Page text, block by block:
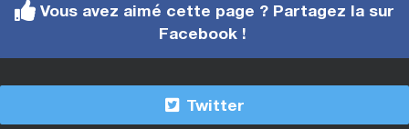
Vous avez aimé cette page ? Partagez la sur
Facebook !
Twitter